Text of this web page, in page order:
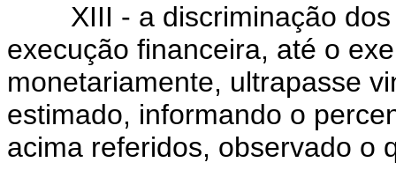
XIII - a discriminação dos
execução financeira, até o
monetariamente, ultrapasse
estimado, informando o
acima referidos, observado o